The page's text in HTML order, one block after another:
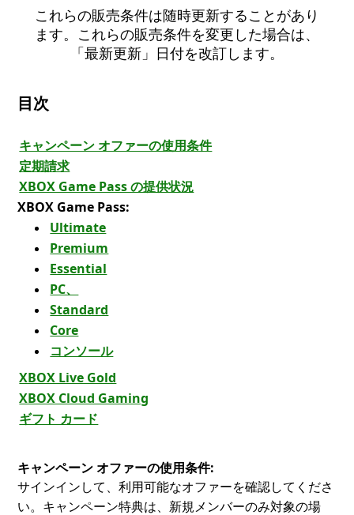
これらの販売条件は随時更新することがあり
ます。これらの販売条件を変更した場合は、
「最新更新」日付を改訂します。
目次
キャンペーン オファーの使用条件
定期請求
XBOX Game Pass の提供状況
XBOX Game Pass:
Ultimate
Premium
Essential
PC、
Standard
Core
コンソール
XBOX Live Gold
XBOX Cloud Gaming
ギフト カード
キャンペーン オファーの使用条件:
サインインして、利用可能なオファーを確認してくださ
い。キャンペーン特典は、新規メンバーのみ対象の場